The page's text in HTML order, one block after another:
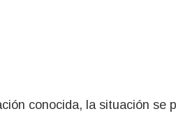
conocida, la situación se